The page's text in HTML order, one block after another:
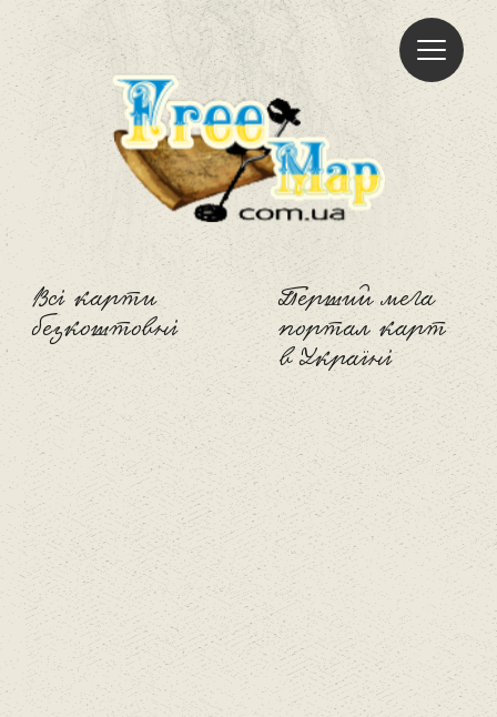
Всі карти
безкоштовні
Freemap
Перший мега
портал карт
в Україні